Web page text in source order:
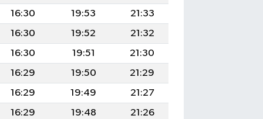
16:30 19:53
21:33
16:30 19:52
21:32
16:30 19:51
21:30
16:29 19:50
21:29
16:29 19:49
21:27
16:29 19:48
21:26